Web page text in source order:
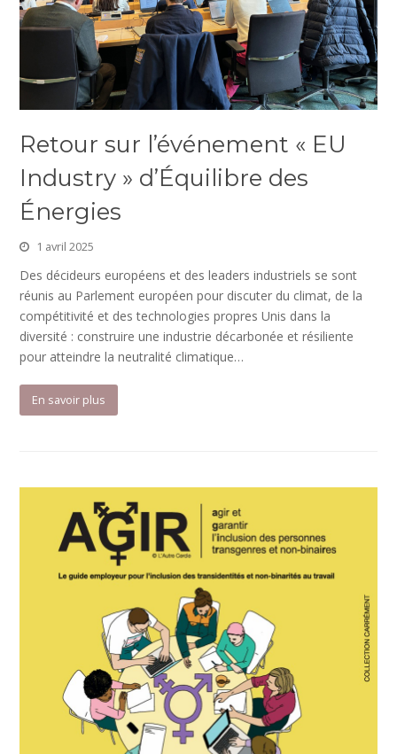
Retour sur l’événement « EU
Industry » d’Équilibre des
Énergies
1 avril 2025
Des décideurs européens et des leaders industriels se sont
réunis au Parlement européen pour discuter du climat, de la
compétitivité et des technologies propres Unis dans la
diversité : construire une industrie décarbonée et résiliente
pour atteindre la neutralité climatique…
En savoir plus